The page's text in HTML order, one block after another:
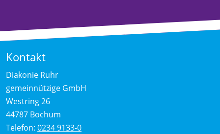
Kontakt
Diakonie Ruhr
gemeinnützige GmbH
Westring 26
44787 Bochum
Telefon: 0234 9133-0